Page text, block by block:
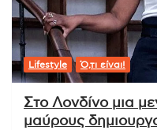
Lifestyle Ό,τι είναι!
Στο Λονδίνο μια
μαύρους